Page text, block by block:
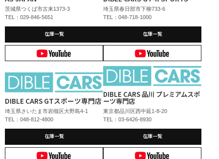
茨城県つくば市古来1373-3
TEL：029-846-5651
在庫一覧
埼玉県春日部市下柳733-6
TEL：048-718-1000
在庫一覧
DIBLE CARS GTスポーツ専門店
埼玉県さいたま市岩槻区大野島4-1
TEL：048-812-4800
在庫一覧
DIBLE CARS 品川 プレミアムスポ
ーツ専門店
東京都品川区西中延1-8-20
TEL：03-6426-8930
在庫一覧